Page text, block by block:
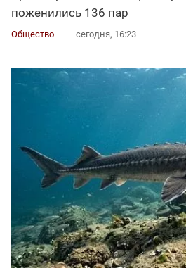
поженились 136 пар
Общество сегодня, 16:23